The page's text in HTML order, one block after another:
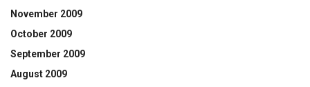
November 2009
October 2009
September 2009
August 2009